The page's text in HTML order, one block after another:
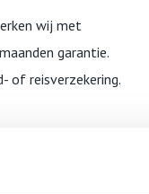
wij met
garantie.
of reisverzekering.
en het type
voorkomen. Mocht u